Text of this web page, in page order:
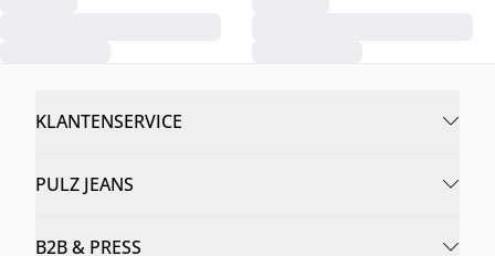
KLANTENSERVICE
PULZ JEANS
B2B & PRESS